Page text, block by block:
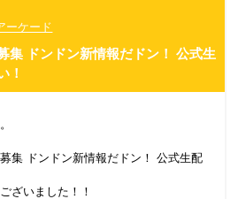
ーケード
集 ドンドン新情報だドン！ 公式生
！
集 ドンドン新情報だドン！ 公式生配
ざいました！！